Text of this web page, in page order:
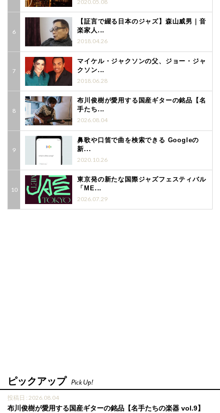
2020.05.08
【証言で綴る日本のジャズ】森山威男｜音
楽家人...
2018.04.26
マイケル・ジャクソンの父、ジョー・ジャ
クソン...
2018.06.28
布川俊樹が愛用する国産ギターの銘品【名
手たち...
2026.08.04
鼻歌や口笛で曲を検索できる Googleの
新...
2020.10.26
東京発の新たな国際ジャズフェスティバル
「ME...
2026.07.29
ピックアップ Pick Up!
投稿日 : 2026.08.04
布川俊樹が愛用する国産ギターの銘品【名手たちの楽器 vol.9】